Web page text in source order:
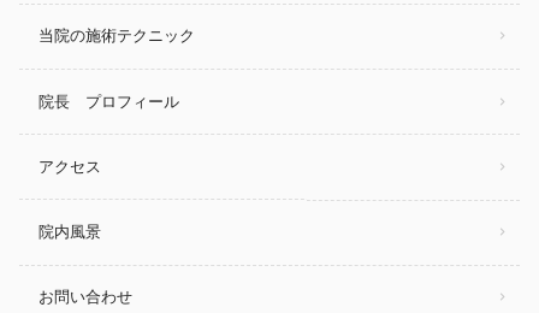
当院の施術テクニック
院長 プロフィール
アクセス
院内風景
お問い合わせ